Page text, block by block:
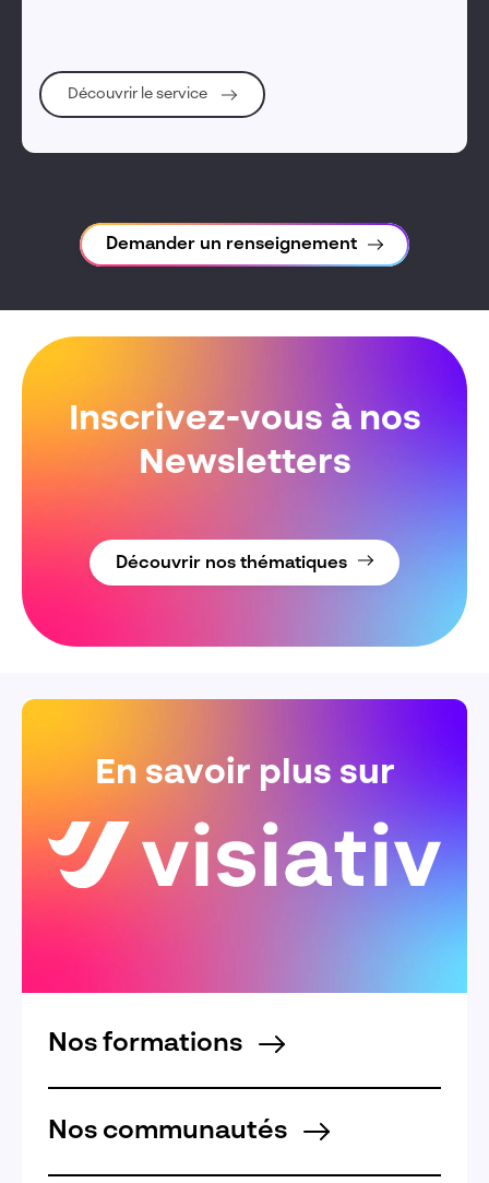
Découvrir le service
Demander un renseignement
Inscrivez-vous à nos
Newsletters
Découvrir nos thématiques
En savoir plus sur
Nos formations
Nos communautés